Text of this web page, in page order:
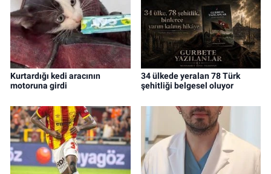
Kurtardığı kedi aracının
motoruna girdi
34 ülkede yeralan 78 Türk
şehitliği belgesel oluyor